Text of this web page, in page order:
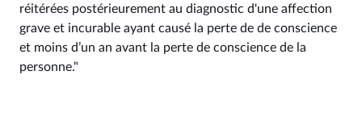
réitérées postérieurement au diagnostic d'une affection
grave et incurable ayant causé la perte de de conscience
et moins d’un an avant la perte de conscience de la
personne."